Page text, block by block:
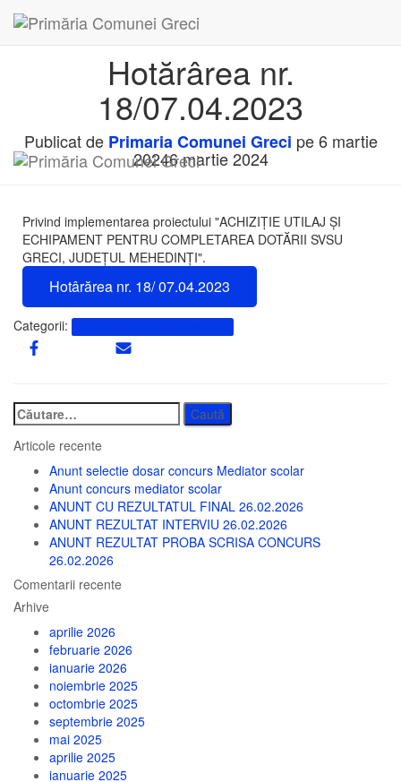
Hotărârea nr.
18/07.04.2023
Publicat de Primaria Comunei Greci pe6 martie
20246 martie 2024
Privind implementarea proiectului "ACHIZIȚIE UTILAJ ȘI
ECHIPAMENT PENTRU COMPLETAREA DOTĂRII SVSU
GRECI, JUDEȚUL MEHEDINȚI".
Hotârărea nr. 18/ 07.04.2023
Categorii:
Caută
după:
Articole recente
Anunt selectie dosar concurs Mediator scolar
Anunt concurs mediator scolar
ANUNT CU REZULTATUL FINAL 26.02.2026
ANUNT REZULTAT INTERVIU 26.02.2026
ANUNT REZULTAT PROBA SCRISA CONCURS
26.02.2026
Comentarii recente
Arhive
aprilie 2026
februarie 2026
ianuarie 2026
noiembrie 2025
octombrie 2025
septembrie 2025
mai 2025
aprilie 2025
ianuarie 2025